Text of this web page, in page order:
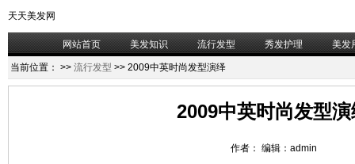
天天美发网
网站首页 美发知识 流行发型 秀发护理 美发
当前位置： >> 流行发型 >> 2009中英时尚发型演绎
2009中英时尚发型
作者： 编辑：admin